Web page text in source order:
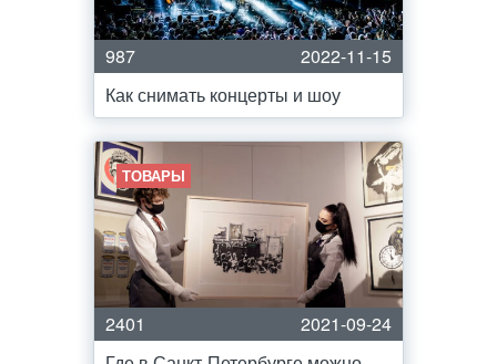
987
2022-11-15
Как снимать концерты и шоу
ТОВАРЫ
2401
2021-09-24